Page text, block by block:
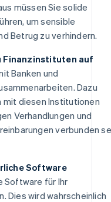
müssen Sie solide
um sensible
Betrug zu verhindern.
Finanzinstituten auf
Banken und
Dazu
mit diesen Institutionen
Verhandlungen und
verbunden
Software
Software für Ihr
Dies wird wahrscheinlich